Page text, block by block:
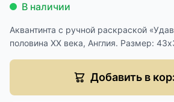
В наличии
Аквантинта с ручной раскраской
половина ХХ века, Англия. Размер:
Добавить в